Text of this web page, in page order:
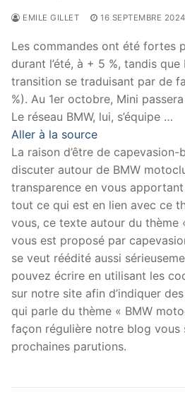
EMILE GILLET 16 SEPTEMBRE 2024
Les commandes ont été fortes
durant l’été, à + 5 %, tandis
transition se traduisant par de
%). Au 1er octobre, Mini
Le réseau BMW, lui, s’équipe …
Aller à la source
La raison d’être de
discuter autour de BMW
transparence en vous
tout ce qui est en lien avec ce
vous, ce texte autour du thème
vous est proposé par
se veut réédité aussi
pouvez écrire en utilisant les
sur notre site afin d’indiquer
qui parle du thème « BMW
façon régulière notre blog vous
prochaines parutions.